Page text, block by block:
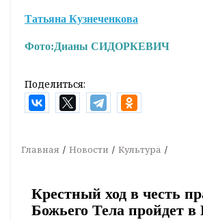
Татьяна Кузнеченкова
Фото:Дианы СИДОРКЕВИЧ
Поделиться:
Главная Новости Культура
Крестный ход в честь
Божьего Тела пройдет в